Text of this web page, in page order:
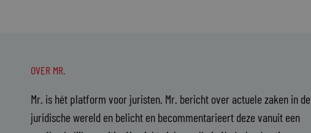
OVER MR.
Mr. is hét platform voor juristen. Mr. bericht over actuele zaken in de
juridische wereld en belicht en becommentarieert deze vanuit een